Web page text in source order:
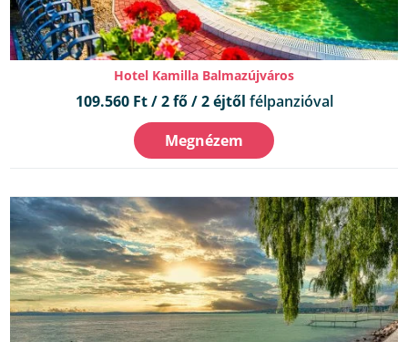
Hotel Kamilla Balmazújváros
109.560 Ft / 2 fő / 2 éjtől félpanzióval
Megnézem